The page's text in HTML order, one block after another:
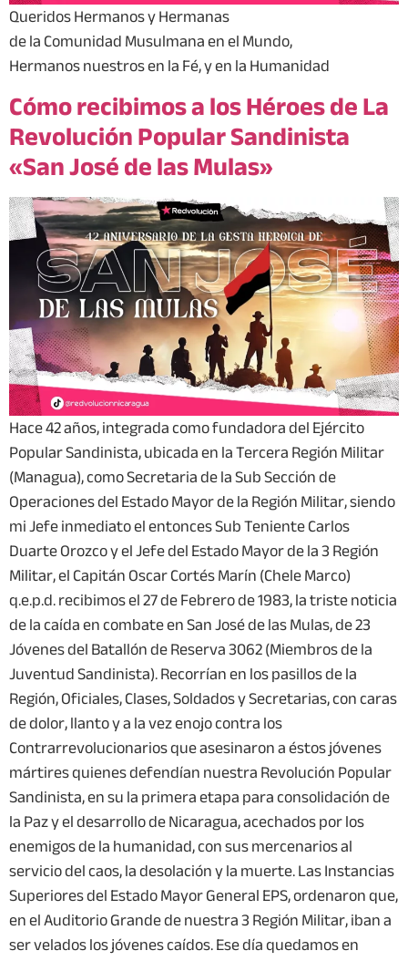
Queridos Hermanos y Hermanas
de la Comunidad Musulmana en el Mundo,
Hermanos nuestros en la Fé, y en la Humanidad
Cómo recibimos a los Héroes de La
Revolución Popular Sandinista
«San José de las Mulas»
Hace 42 años, integrada como fundadora del Ejército
Popular Sandinista, ubicada en la Tercera Región Militar
(Managua), como Secretaria de la Sub Sección de
Operaciones del Estado Mayor de la Región Militar, siendo
mi Jefe inmediato el entonces Sub Teniente Carlos
Duarte Orozco y el Jefe del Estado Mayor de la 3 Región
Militar, el Capitán Oscar Cortés Marín (Chele Marco)
q.e.p.d. recibimos el 27 de Febrero de 1983, la triste noticia
de la caída en combate en San José de las Mulas, de 23
Jóvenes del Batallón de Reserva 3062 (Miembros de la
Juventud Sandinista). Recorrían en los pasillos de la
Región, Oficiales, Clases, Soldados y Secretarias, con caras
de dolor, llanto y a la vez enojo contra los
Contrarrevolucionarios que asesinaron a éstos jóvenes
mártires quienes defendían nuestra Revolución Popular
Sandinista, en su la primera etapa para consolidación de
la Paz y el desarrollo de Nicaragua, acechados por los
enemigos de la humanidad, con sus mercenarios al
servicio del caos, la desolación y la muerte. Las Instancias
Superiores del Estado Mayor General EPS, ordenaron que,
en el Auditorio Grande de nuestra 3 Región Militar, iban a
ser velados los jóvenes caídos. Ese día quedamos en